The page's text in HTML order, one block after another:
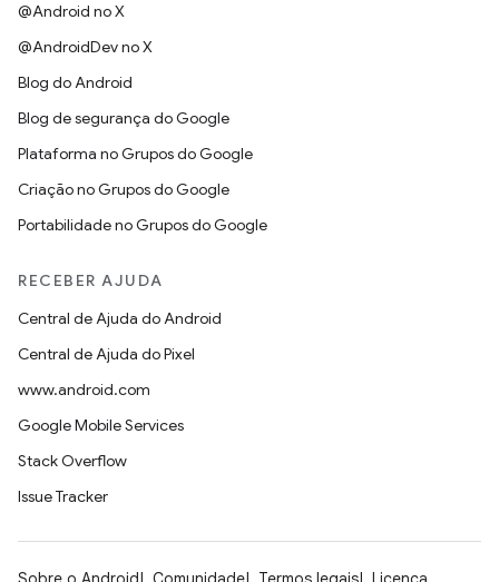
@Android no X
@AndroidDev no X
Blog do Android
Blog de segurança do Google
Plataforma no Grupos do Google
Criação no Grupos do Google
Portabilidade no Grupos do Google
RECEBER AJUDA
Central de Ajuda do Android
Central de Ajuda do Pixel
www.android.com
Google Mobile Services
Stack Overflow
Issue Tracker